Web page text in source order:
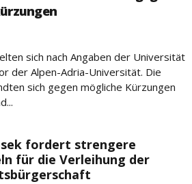
sich nach Angaben der Universität
der Alpen-Adria-Universität. Die
sich gegen mögliche Kürzungen
fordert strengere
für die Verleihung der